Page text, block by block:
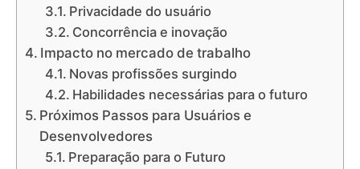
Privacidade do usuário
Concorrência e inovação
Impacto no mercado de trabalho
Novas profissões surgindo
Habilidades necessárias para o futuro
Próximos Passos para Usuários e
Desenvolvedores
Preparação para o Futuro